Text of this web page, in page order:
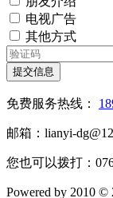
电视广告
其他方式
提交信息
免费服务热线：
邮箱：lianyi-
您也可以拨打：
Powered by 2010